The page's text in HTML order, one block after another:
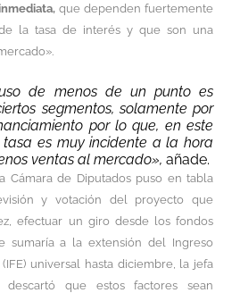
que dependen fuertemente
la tasa de interés y que son una
de menos de un punto es
segmentos, solamente por
por lo que, en este
es muy incidente a la hora
ventas al mercado», añade.
Cámara de Diputados puso en tabla
y votación del proyecto que
efectuar un giro desde los fondos
sumaría a la extensión del Ingreso
universal hasta diciembre, la jefa
descartó que estos factores sean